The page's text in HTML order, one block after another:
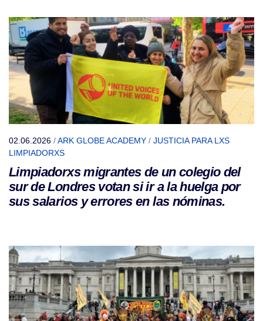
02.06.2026 /ARK GLOBE ACADEMY / JUSTICIA PARA LXS
LIMPIADORXS
Limpiadorxs migrantes de un colegio del
sur de Londres votan si ir a la huelga por
sus salarios y errores en las nóminas.